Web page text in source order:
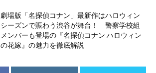
劇場版「名探偵コナン」最新作はハロウィン
シーズンで賑わう渋谷が舞台！ 警察学校組
メンバーも登場の『名探偵コナン ハロウィン
の花嫁』の魅力を徹底解説